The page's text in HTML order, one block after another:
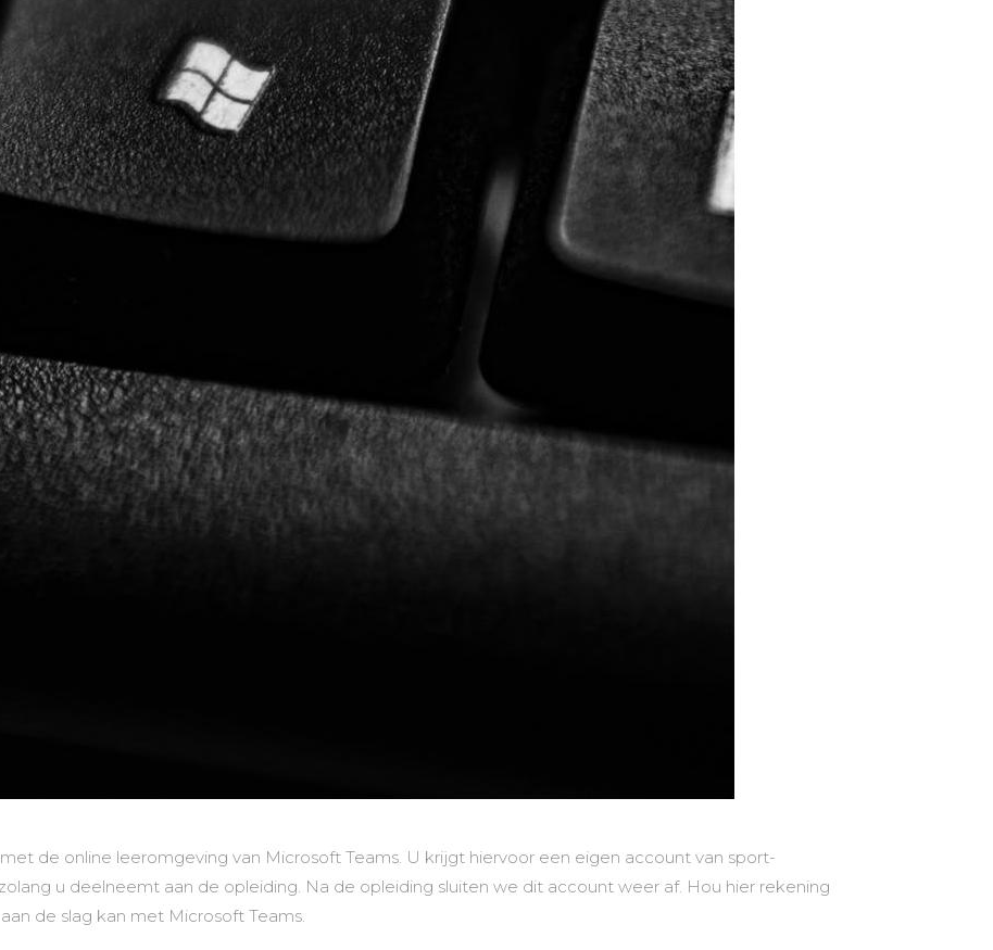
de online leeromgeving van Microsoft Teams. U krijgt hiervoor een eigen account van sport-
u deelneemt aan de opleiding. Na de opleiding sluiten we dit account weer af. Hou hier rekening
de slag kan met Microsoft Teams.